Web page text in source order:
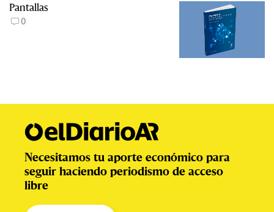
Pantallas
0
Necesitamos tu aporte económico para
seguir haciendo periodismo de acceso
libre